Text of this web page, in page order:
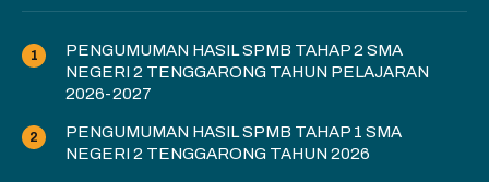
PENGUMUMAN HASIL SPMB TAHAP 2 SMA
NEGERI 2 TENGGARONG TAHUN PELAJARAN
2026-2027
PENGUMUMAN HASIL SPMB TAHAP 1 SMA
NEGERI 2 TENGGARONG TAHUN 2026